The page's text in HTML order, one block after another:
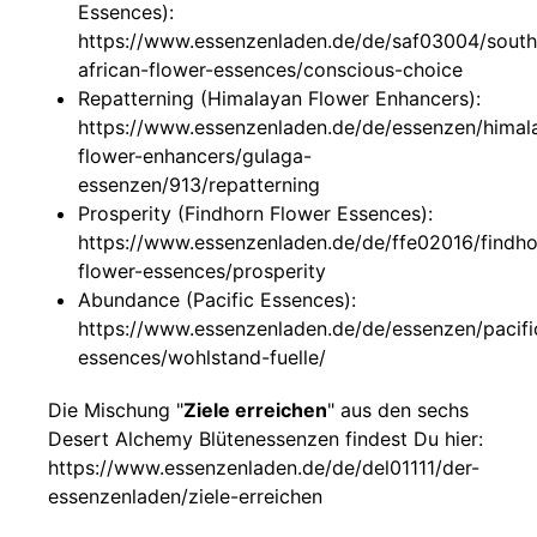
Essences):
https://www.essenzenladen.de/de/saf03004/
african-flower-essences/conscious-choice
Repatterning (Himalayan Flower Enhancers):
https://www.essenzenladen.de/de/essenzen/
flower-enhancers/gulaga-
essenzen/913/repatterning
Prosperity (Findhorn Flower Essences):
https://www.essenzenladen.de/de/ffe02016/
flower-essences/prosperity
Abundance (Pacific Essences):
https://www.essenzenladen.de/de/essenzen/
essences/wohlstand-fuelle/
Die Mischung "Ziele erreichen" aus den sechs
Desert Alchemy Blütenessenzen findest Du hier:
https://www.essenzenladen.de/de/del01111/der-
essenzenladen/ziele-erreichen